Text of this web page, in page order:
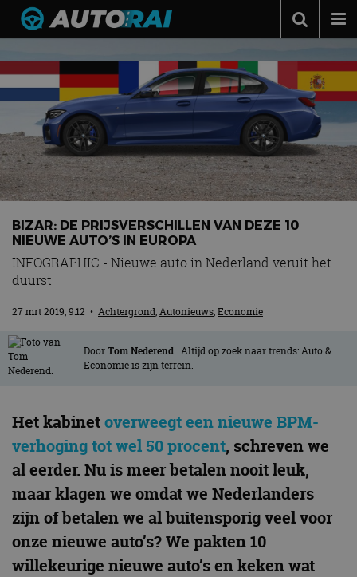
Podcast
Autotests
Automerken
Adverteren
Contact
MotorRAI.nl
BIZAR: DE PRIJSVERSCHILLEN VAN DEZE 10
NIEUWE AUTO’S IN EUROPA
INFOGRAPHIC - Nieuwe auto in Nederland veruit het
duurst
27 mrt 2019, 9:12 • Achtergrond,Autonieuws,Economie
DoorTom Nederend . Altijd op zoek naar trends: Auto &
Economie is zijn terrein.
Het kabinetoverweegt een nieuwe BPM-
verhoging tot wel 50 procent, schreven we
al eerder. Nu is meer betalen nooit leuk,
maar klagen we omdat we Nederlanders
zijn of betalen we al buitensporig veel voor
onze nieuwe auto’s? We pakten 10
willekeurige nieuwe auto’s en keken wat